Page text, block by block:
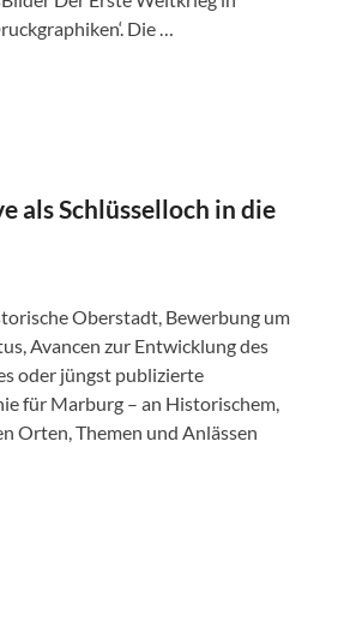
Die …
als Schlüsselloch in die
Oberstadt, Bewerbung um
Avancen zur Entwicklung des
oder jüngst publizierte
für Marburg – an Historischem,
Orten, Themen und Anlässen